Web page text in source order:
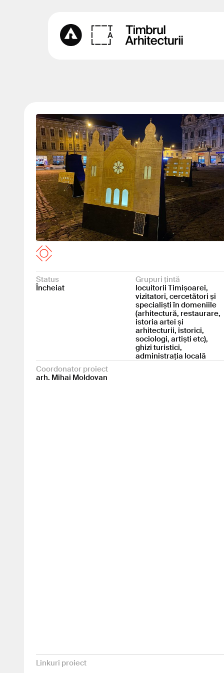
Status
Încheiat
Grupuri țintă
locuitorii Timișoarei,
vizitatori, cercetători și
specialiști în domeniile
(arhitectură, restaurare,
istoria artei și
arhitecturii, istorici,
sociologi, artiști etc),
ghizi turistici,
administrația locală
Coordonator proiect
arh. Mihai Moldovan
Linkuri proiect